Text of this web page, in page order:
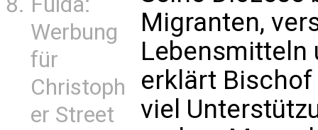
Werbung
für
Christoph
er Street
Migranten,
Lebensmitteln
erklärt Bischof
viel